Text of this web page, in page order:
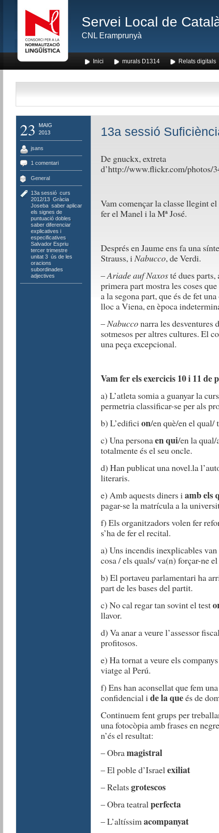
Servei Local de
CNL Eramprunyà
Inici murals D1314 Relats digitals
23
MAIG
2013
jsans
1 comentari
General
13a sessió, curs
2012/13, Gràcia,
Joseba, saber aplicar
els signes de
puntuació dobles
saber diferenciar
explicatives i
especificatives
Salvador Espriu,
tercer trimestre,
unitat 3, ús de les
oracions
subordinades
adjectives
13a sessió
De gnuckx, extreta
d’http://www.flickr.com/photos/
Vam començar la classe llegint
fer el Manel i la Mª José.
Després en Jaume ens fa una
Strauss, iNabucco, de Verdi.
–Ariade auf Naxosté dues parts,
primera part mostra les coses
a la segona part, que és de fet
lloc a Viena, en època
–Nabucconarra les desventures
sotmesos per altres cultures. El
una peça excepcional.
Vam fer els exercicis 10 i 11
a) L’atleta somia a guanyar la
permetria classificar-se per als
b) L’edificion/en què/en el qual/
c) Una personaen qui/en la qual/
totalmente és el seu oncle.
d) Han publicat una novel.la
literaris.
e) Amb aquests diners iamb els
pagar-se la matrícula a la
f) Els organitzadors volen fer
s’ha de fer el recital.
a) Uns incendis inexplicables
cosa / els quals/ va(n) forçar-ne
b) El portaveu parlamentari ha
part de les bases del partit.
c) No cal regar tan sovint el test
llavor.
d) Va anar a veure l’assessor
profitosos.
e) Ha tornat a veure els
viatge al Perú.
f) Ens han aconsellat que fem
confidencial ide la queés de
Continuem fent grups per
una fotocòpia amb frases en
n’és el resultat:
– Obramagistral
– El poble d’Israelexiliat
– Relatsgrotescos
– Obra teatralperfecta
– L’altíssimacompanyat